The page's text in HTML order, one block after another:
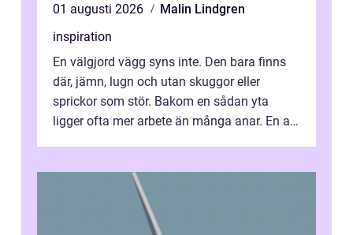
01 augusti 2026
Malin Lindgren
inspiration
En välgjord vägg syns inte. Den bara finns
där, jämn, lugn och utan skuggor eller
sprickor som stör. Bakom en sådan yta
ligger ofta mer arbete än många anar. En av